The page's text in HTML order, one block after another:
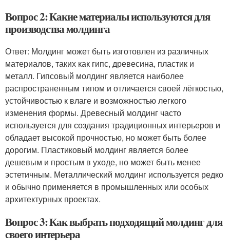
Вопрос 2: Какие материалы используются для
производства молдинга
Ответ: Молдинг может быть изготовлен из различных
материалов, таких как гипс, древесина, пластик и
металл. Гипсовый молдинг является наиболее
распространенным типом и отличается своей лёгкостью,
устойчивостью к влаге и возможностью легкого
изменения формы. Древесный молдинг часто
используется для создания традиционных интерьеров и
обладает высокой прочностью, но может быть более
дорогим. Пластиковый молдинг является более
дешевым и простым в уходе, но может быть менее
эстетичным. Металлический молдинг используется редко
и обычно применяется в промышленных или особых
архитектурных проектах.
Вопрос 3: Как выбрать подходящий молдинг для
своего интерьера